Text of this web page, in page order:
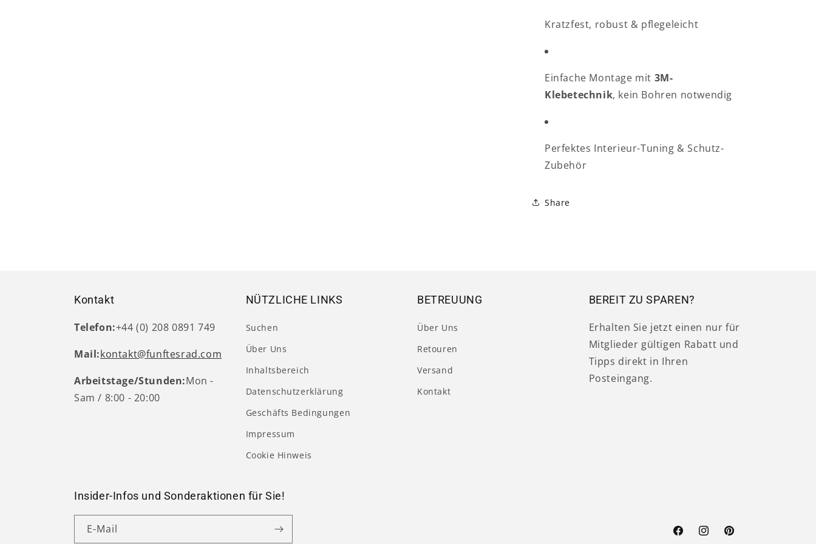
Kratzfest, robust & pflegeleicht
Einfache Montage mit 3M-
Klebetechnik, kein Bohren notwendig
Perfektes Interieur-Tuning & Schutz-
Zubehör
Share
Kontakt
Telefon:+44 (0) 208 0891 749
Mail:kontakt@funftesrad.com
Arbeitstage/Stunden:Mon -
Sam / 8:00 - 20:00
NÜTZLICHE LINKS
Suchen
Über Uns
Inhaltsbereich
Datenschutzerklärung
Geschäfts Bedingungen
Impressum
Cookie Hinweis
BETREUUNG
Über Uns
Retouren
Versand
Kontakt
BEREIT ZU SPAREN?
Erhalten Sie jetzt einen nur für
Mitglieder gültigen Rabatt und
Tipps direkt in Ihren
Posteingang.
Insider-Infos und Sonderaktionen für Sie!
E-Mail
FacebookInstagramPinterest